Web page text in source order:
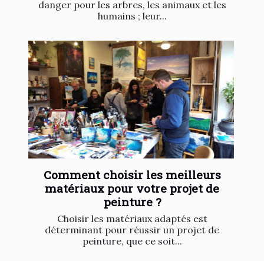
danger pour les arbres, les animaux et les
humains ; leur...
Comment choisir les meilleurs
matériaux pour votre projet de
peinture ?
Choisir les matériaux adaptés est
déterminant pour réussir un projet de
peinture, que ce soit...